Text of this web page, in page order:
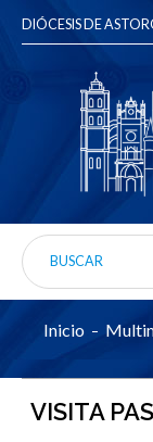
DIÓCESIS DE
Inicio
VISITA